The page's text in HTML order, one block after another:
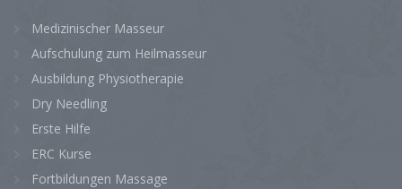
Medizinischer Masseur
Aufschulung zum Heilmasseur
Ausbildung Physiotherapie
Dry Needling
Erste Hilfe
ERC Kurse
Fortbildungen Massage